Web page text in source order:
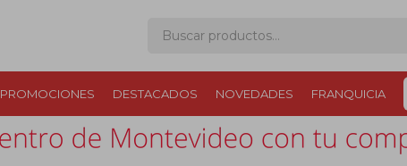
PROMOCIONES DESTACADOS NOVEDADES FRANQUICIA